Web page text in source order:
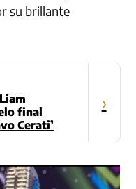
su brillante
final
Cerati’
›